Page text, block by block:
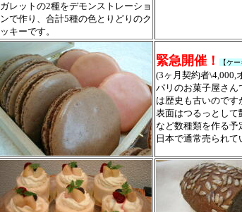
ガレットの2種をデモンストレーショ
ンで作り、合計5種の色とりどりのク
ッキーです。
緊急開催！ 【ケー
(3ヶ月契約者\4,000,
パリのお菓子屋さん
は歴史も古いのです
表面はつるっとして
など数種類を作る予
日本で通常売られて